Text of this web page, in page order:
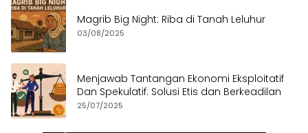
Magrib Big Night: Riba di Tanah Leluhur
03/08/2025
Menjawab Tantangan Ekonomi Eksploitatif
Dan Spekulatif: Solusi Etis dan Berkeadilan
25/07/2025